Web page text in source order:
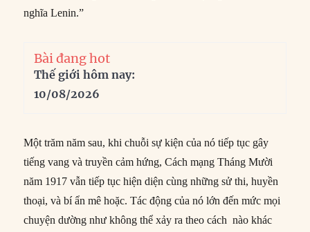
nghĩa Lenin.”
Bài đang hot
Thế giới hôm nay:
10/08/2026
Một trăm năm sau, khi chuỗi sự kiện của nó tiếp tục gây
tiếng vang và truyền cảm hứng, Cách mạng Tháng Mười
năm 1917 vẫn tiếp tục hiện diện cùng những sử thi, huyền
thoại, và bí ẩn mê hoặc. Tác động của nó lớn đến mức mọi
chuyện dường như không thể xảy ra theo cách nào khác